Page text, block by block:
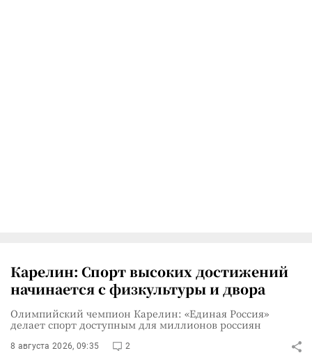
Карелин: Спорт высоких достижений
начинается с физкультуры и двора
Олимпийский чемпион Карелин: «Единая Россия»
делает спорт доступным для миллионов россиян
8 августа 2026, 09:35 2